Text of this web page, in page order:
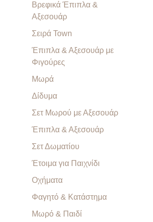
Βρεφικά Έπιπλα &
Αξεσουάρ
Σειρά Town
Έπιπλα & Αξεσουάρ με
Φιγούρες
Μωρά
Δίδυμα
Σετ Μωρού με Αξεσουάρ
Έπιπλα & Αξεσουάρ
Σετ Δωματίου
Έτοιμα για Παιχνίδι
Οχήματα
Φαγητό & Κατάστημα
Μωρό & Παιδί